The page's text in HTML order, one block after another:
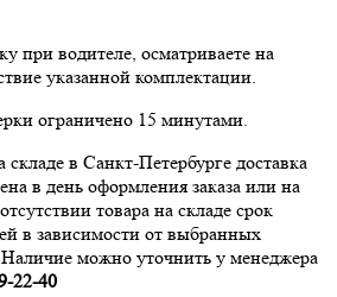
при водителе, осматриваете на
указанной комплектации.
ограничено 15 минутами.
в Санкт-Петербурге доставка
в день оформления заказа или на
товара на складе срок
в зависимости от выбранных
Наличие можно уточнить у менеджера
22-40